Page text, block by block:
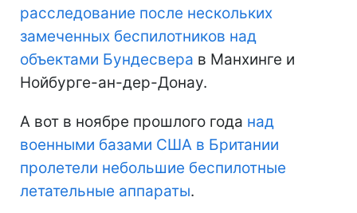
расследование после нескольких
замеченных беспилотников над
объектами Бундесвера в Манхинге и
Нойбурге-ан-дер-Донау.
А вот в ноябре прошлого года над
военными базами США в Британии
пролетели небольшие беспилотные
летательные аппараты.